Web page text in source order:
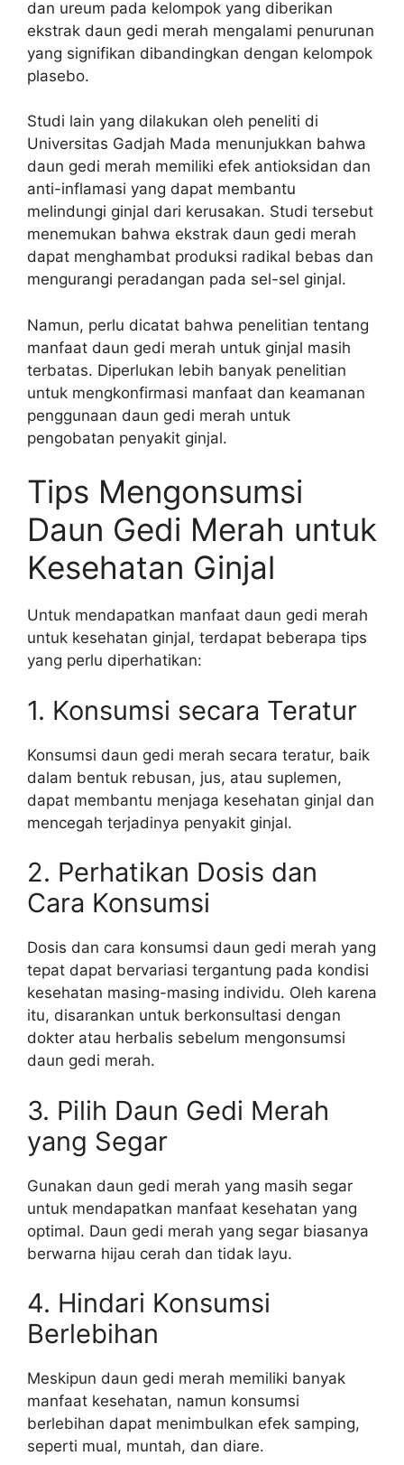
dan ureum pada kelompok yang diberikan
ekstrak daun gedi merah mengalami penurunan
yang signifikan dibandingkan dengan kelompok
plasebo.
Studi lain yang dilakukan oleh peneliti di
Universitas Gadjah Mada menunjukkan bahwa
daun gedi merah memiliki efek antioksidan dan
anti-inflamasi yang dapat membantu
melindungi ginjal dari kerusakan. Studi tersebut
menemukan bahwa ekstrak daun gedi merah
dapat menghambat produksi radikal bebas dan
mengurangi peradangan pada sel-sel ginjal.
Namun, perlu dicatat bahwa penelitian tentang
manfaat daun gedi merah untuk ginjal masih
terbatas. Diperlukan lebih banyak penelitian
untuk mengkonfirmasi manfaat dan keamanan
penggunaan daun gedi merah untuk
pengobatan penyakit ginjal.
Tips Mengonsumsi
Daun Gedi Merah untuk
Kesehatan Ginjal
Untuk mendapatkan manfaat daun gedi merah
untuk kesehatan ginjal, terdapat beberapa tips
yang perlu diperhatikan:
1. Konsumsi secara Teratur
Konsumsi daun gedi merah secara teratur, baik
dalam bentuk rebusan, jus, atau suplemen,
dapat membantu menjaga kesehatan ginjal dan
mencegah terjadinya penyakit ginjal.
2. Perhatikan Dosis dan
Cara Konsumsi
Dosis dan cara konsumsi daun gedi merah yang
tepat dapat bervariasi tergantung pada kondisi
kesehatan masing-masing individu. Oleh karena
itu, disarankan untuk berkonsultasi dengan
dokter atau herbalis sebelum mengonsumsi
daun gedi merah.
3. Pilih Daun Gedi Merah
yang Segar
Gunakan daun gedi merah yang masih segar
untuk mendapatkan manfaat kesehatan yang
optimal. Daun gedi merah yang segar biasanya
berwarna hijau cerah dan tidak layu.
4. Hindari Konsumsi
Berlebihan
Meskipun daun gedi merah memiliki banyak
manfaat kesehatan, namun konsumsi
berlebihan dapat menimbulkan efek samping,
seperti mual, muntah, dan diare.